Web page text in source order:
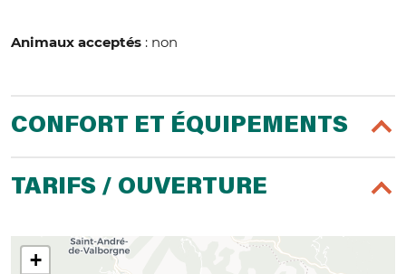
Animaux acceptés : non
CONFORT ET ÉQUIPEMENTS
TARIFS / OUVERTURE
+